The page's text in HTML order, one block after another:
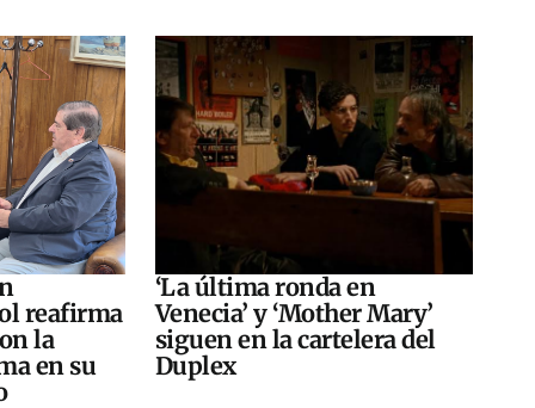
reafirma
la
en su
‘La última ronda en
Venecia’ y ‘Mother Mary’
siguen en la cartelera del
Duplex